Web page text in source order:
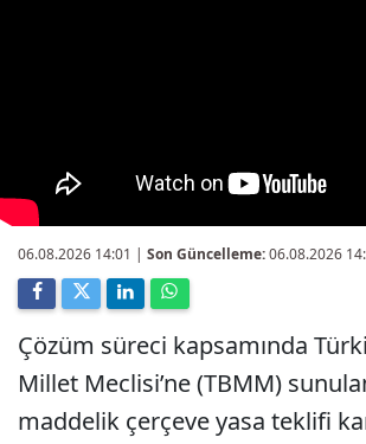
06.08.2026 14:01 | Son Güncelleme:06.08.2026
Çözüm süreci kapsamında
Millet Meclisi’ne (TBMM)
maddelik çerçeve yasa teklifi